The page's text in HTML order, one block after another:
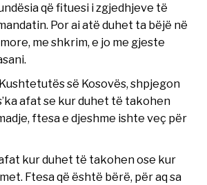
që fituesi i zgjedhjeve të
Por ai atë duhet ta bëjë në
me shkrim, e jo me gjeste
së Kosovës, shpjegon
afat se kur duhet të takohen
ftesa e djeshme ishte veç për
kur duhet të takohen ose kur
Ftesa që është bërë, për aq sa